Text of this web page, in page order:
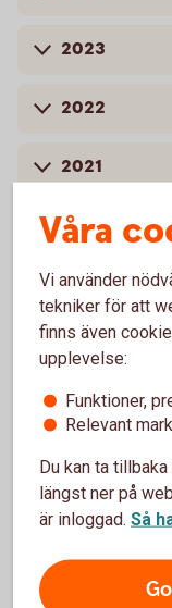
2023
2022
2021
För att se
godkänna
och
Bankens
prognoserna
Våra
Vi använder
tekniker för att
finns även
upplevelse:
Funktioner,
Relevant
Du kan ta
längst ner på
är inloggad. Så